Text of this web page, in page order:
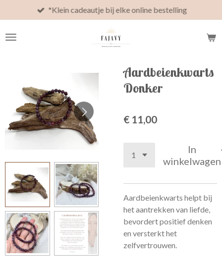
direct
naar
*Klein cadeautje bij elke online bestelling
Aardbeienkwarts
Donker
€ 11,00
In
winkelwagen
Aardbeienkwarts helpt bij
het aantrekken van liefde,
bevordert positief denken
en versterkt het
zelfvertrouwen.